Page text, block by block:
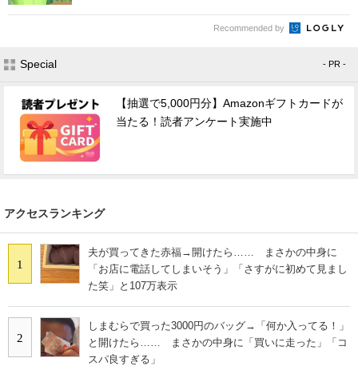
Recommended by
Special - PR -
【抽選で5,000円分】Amazonギフトカードが
当たる！読者アンケート実施中
アクセスランキング
1
夫が買ってきた赤福→開けたら…… まさかの中身に
「お店に電話してしまいそう」「さすがに初めて見まし
た笑」と107万表示
2
しまむらで買った3000円のバッグ→「何か入ってる！」
と開けたら…… まさかの中身に「買いに走った」「コ
スパ良すぎる」